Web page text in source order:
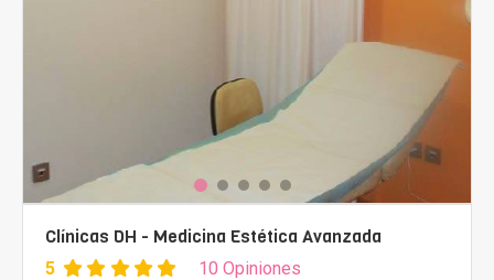
Clínicas DH - Medicina Estética Avanzada
5 10 Opiniones